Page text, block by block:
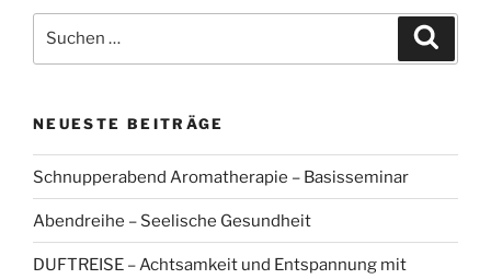
nach:
NEUESTE BEITRÄGE
Schnupperabend Aromatherapie – Basisseminar
Abendreihe – Seelische Gesundheit
DUFTREISE – Achtsamkeit und Entspannung mit